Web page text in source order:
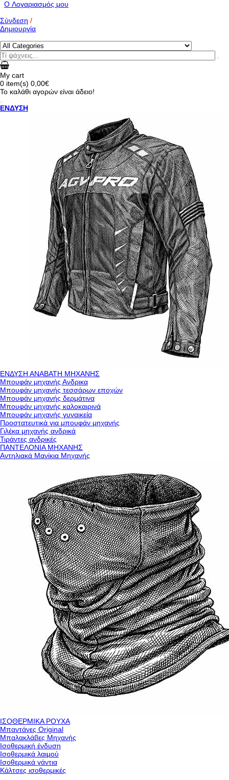
O Λογαριασμός μου
Σύνδεση /
Δημιουργία
My cart
0 item(s) 0,00€
Το καλάθι αγορών είναι άδειο!
ΕΝΔΥΣΗ
ΕΝΔΥΣΗ ΑΝΑΒΑΤΗ ΜΗΧΑΝΗΣ
Μπουφάν μηχανής Ανδρικα
Μπουφάν μηχανής τεσσάρων εποχών
Μπουφάν μηχανής δερμάτινα
Μπουφάν μηχανής καλοκαιρινά
Μπουφάν μηχανής γυναικεία
Προστατευτικά για μπουφάν μηχανής
Γιλέκα μηχανής ανδρικά
Τιράντες ανδρικές
ΠΑΝΤΕΛΟΝΙΑ ΜΗΧΑΝΗΣ
Αντηλιακά Μανίκια Μηχανής
ΙΣΟΘΕΡΜΙΚΑ ΡΟΥΧΑ
Μπαντάνες Original
Μπαλακλάβες Μηχανής
Ισοθερμική ένδυση
Ισοθερμικά λαιμού
Ισοθερμικά γάντια
Κάλτσες ισοθερμικές